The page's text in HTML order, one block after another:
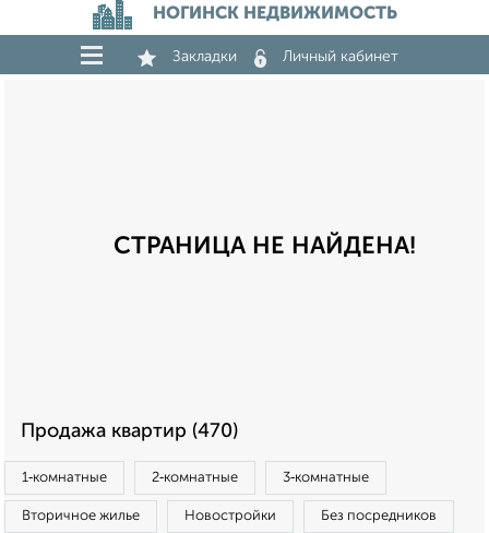
НОГИНСК НЕДВИЖИМОСТЬ
Закладки Личный кабинет
СТРАНИЦА НЕ НАЙДЕНА!
Продажа квартир (470)
1‑комнатные 2‑комнатные 3‑комнатные
Вторичное жилье Новостройки Без посредников